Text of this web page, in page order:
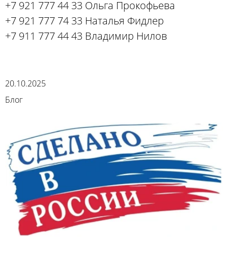
+7 921 777 44 33 Ольга Прокофьева
+7 921 777 74 33 Наталья Фидлер
+7 911 777 44 43 Владимир Нилов
20.10.2025
Блог